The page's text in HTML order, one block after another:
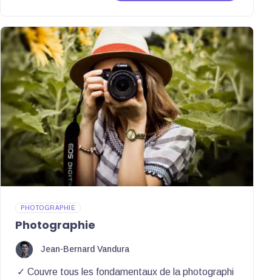
PHOTOGRAPHIE
Photographie
Jean-Bernard Vandura
Couvre tous les fondamentaux de la photographi